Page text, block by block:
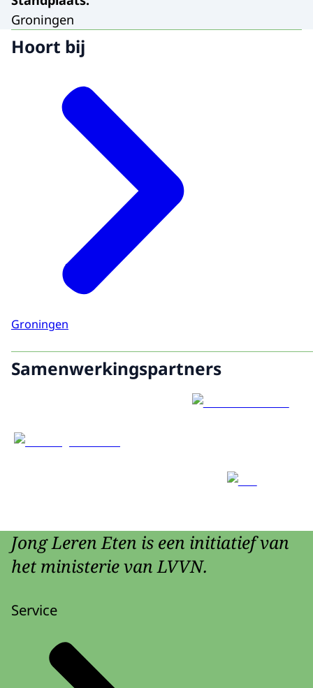
Groningen
Hoort bij
Groningen
Samenwerkingspartners
Jong Leren Eten is een initiatief van
het ministerie van LVVN.
Service